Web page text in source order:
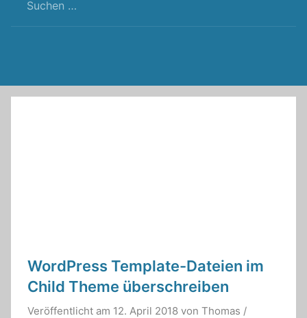
WordPress Template-Dateien im
Child Theme überschreiben
Veröffentlicht am 12. April 2018 von Thomas /